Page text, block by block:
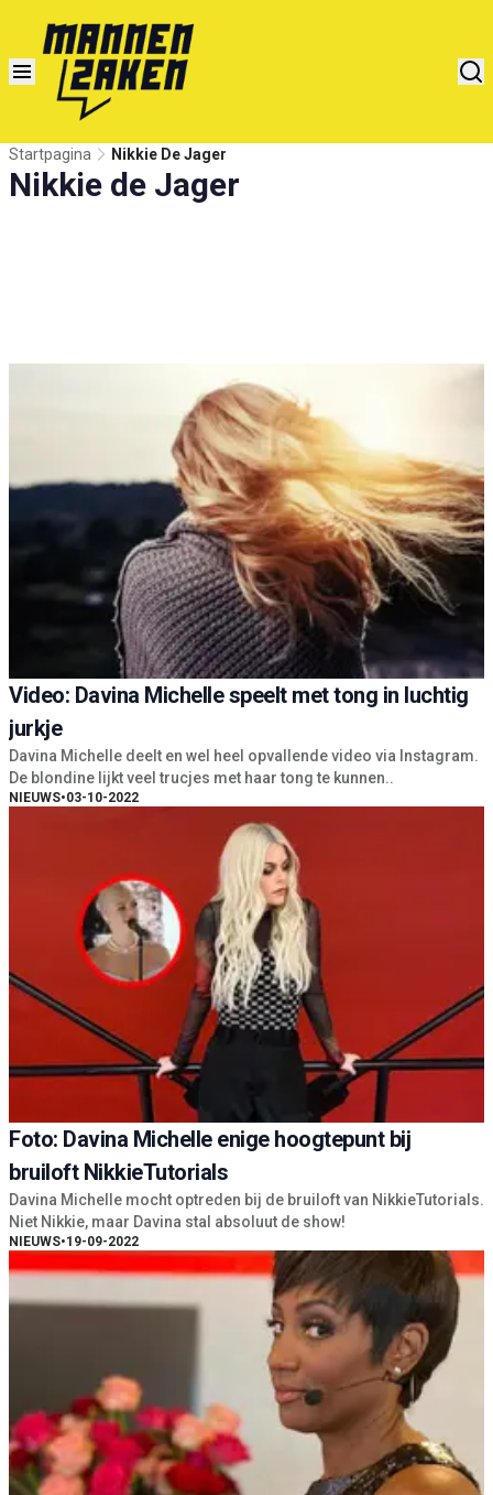
Startpagina Nikkie De Jager
Nikkie de Jager
Video: Davina Michelle speelt met tong in luchtig
jurkje
Davina Michelle deelt en wel heel opvallende video via Instagram.
De blondine lijkt veel trucjes met haar tong te kunnen..
NIEUWS•03-10-2022
Foto: Davina Michelle enige hoogtepunt bij
bruiloft NikkieTutorials
Davina Michelle mocht optreden bij de bruiloft van NikkieTutorials.
Niet Nikkie, maar Davina stal absoluut de show!
NIEUWS•19-09-2022